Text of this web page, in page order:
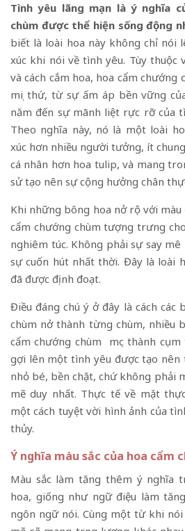
Tình yêu lãng mạn là ý nghĩa
chùm được thể hiện sống động
biết là loài hoa này không chỉ nói
xúc khi nói về tình yêu. Tùy thuộc
và cách cắm hoa, hoa cẩm chướng
mọi thứ, từ sự ấm áp bền vững
năm đến sự mãnh liệt rực rỡ của
Theo nghĩa này, nó là một loài
xúc hơn nhiều người tưởng, ít
cá nhân hơn hoa tulip, và mang
sử tạo nên sự cộng hưởng chân
Khi những bông hoa nở rộ với màu
cẩm chướng chùm tượng trưng
nghiêm túc. Không phải sự say
sự cuốn hút nhất thời. Đây là loài
đã được định đoạt.
Điều đáng chú ý ở đây là cách các
chùm nở thành từng chùm, nhiều
cẩm chướng chùm mọc thành
gợi lên một tình yêu được tạo nên
nhỏ bé, bền chặt, chứ không phải
mẽ duy nhất. Thực tế về mặt
một cách tuyệt vời hình ảnh của
thủy.
Ý nghĩa màu sắc của hoa cẩm
Màu sắc làm tăng thêm ý nghĩa
hoa, giống như ngữ điệu làm
ngôn ngữ nói. Cùng một từ khi